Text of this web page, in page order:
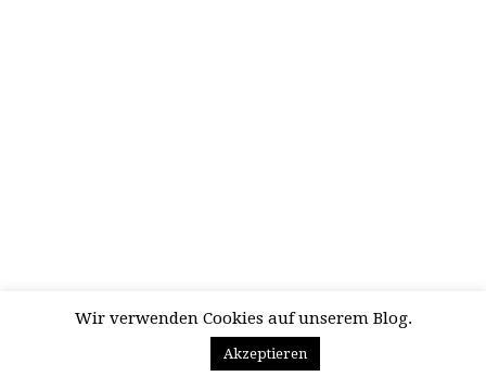
Wir verwenden Cookies auf unserem Blog.
Akzeptieren